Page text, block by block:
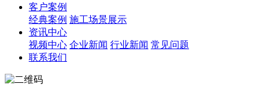
客户案例
经典案例 施工场景展示
资讯中心
视频中心 企业新闻 行业新闻 常见问题
联系我们